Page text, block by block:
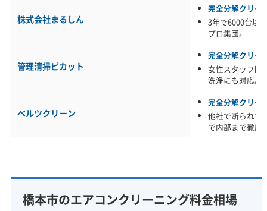
株式会社まるしん
完全分解クリー
3年で6000台以
プロ集団。
管理清掃ピカット
完全分解クリー
女性スタッフ同
洗浄にも対応。
ベルツクリーン
完全分解クリー
他社で断られた
で内部まで徹底
橋本市のエアコンクリーニング料金相場